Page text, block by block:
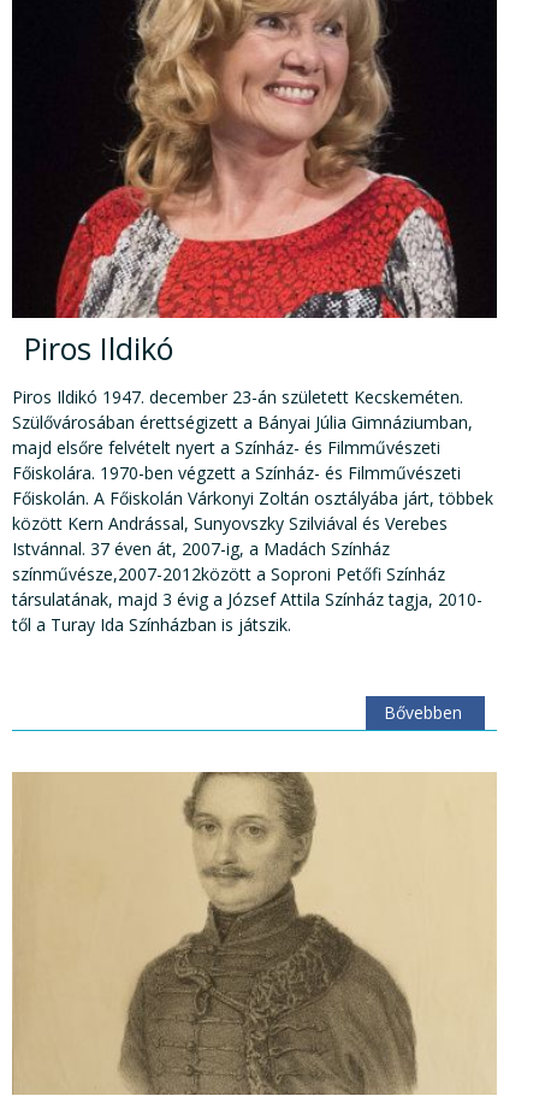
Piros Ildikó
Piros Ildikó 1947. december 23-án született Kecskeméten.
Szülővárosában érettségizett a Bányai Júlia Gimnáziumban,
majd elsőre felvételt nyert a Színház- és Filmművészeti
Főiskolára. 1970-ben végzett a Színház- és Filmművészeti
Főiskolán. A Főiskolán Várkonyi Zoltán osztályába járt, többek
között Kern Andrással, Sunyovszky Szilviával és Verebes
Istvánnal. 37 éven át, 2007-ig, a Madách Színház
színművésze,2007-2012között a Soproni Petőfi Színház
társulatának, majd 3 évig a József Attila Színház tagja, 2010-
től a Turay Ida Színházban is játszik.
Bővebben